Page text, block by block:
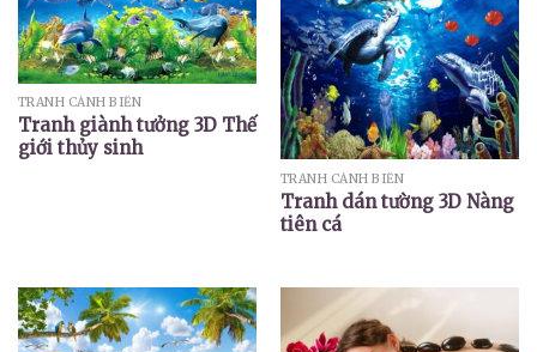
TRANH CẢNH BIỂN
Tranh giành tưởng 3D Thế
giới thủy sinh
TRANH CẢNH BIỂN
Tranh dán tường 3D Nàng
tiên cá